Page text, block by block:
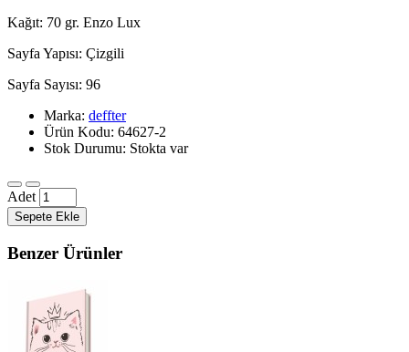
Kağıt: 70 gr. Enzo Lux
Sayfa Yapısı: Çizgili
Sayfa Sayısı: 96
Marka: deffter
Ürün Kodu: 64627-2
Stok Durumu: Stokta var
Adet
Sepete Ekle
Benzer Ürünler